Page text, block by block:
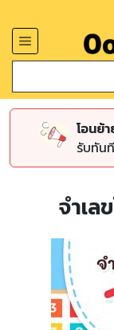
โอนย้
รับทัน
จำเล